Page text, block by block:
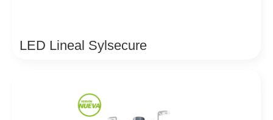
LED Lineal Sylsecure